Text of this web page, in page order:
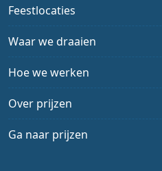
Feestlocaties
Waar we draaien
Hoe we werken
Over prijzen
Ga naar prijzen